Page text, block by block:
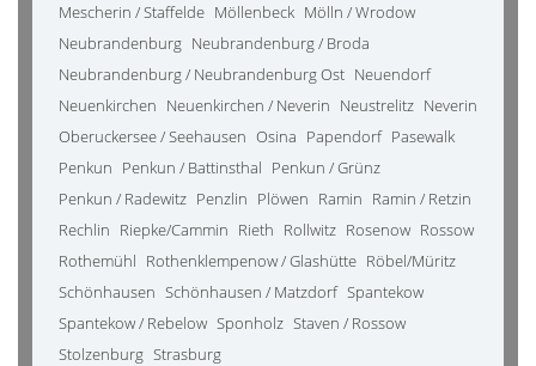
Mescherin / Staffelde Möllenbeck Mölln / Wrodow
Neubrandenburg Neubrandenburg / Broda
Neubrandenburg / Neubrandenburg Ost Neuendorf
Neuenkirchen Neuenkirchen / Neverin Neustrelitz Neverin
Oberuckersee / Seehausen Osina Papendorf Pasewalk
Penkun Penkun / Battinsthal Penkun / Grünz
Penkun / Radewitz Penzlin Plöwen Ramin Ramin / Retzin
Rechlin Riepke/Cammin Rieth Rollwitz Rosenow Rossow
Rothemühl Rothenklempenow / Glashütte Röbel/Müritz
Schönhausen Schönhausen / Matzdorf Spantekow
Spantekow / Rebelow Sponholz Staven / Rossow
Stolzenburg Strasburg